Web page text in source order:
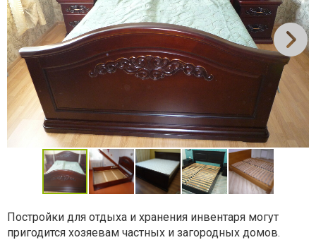
Постройки для отдыха и хранения инвентаря могут
пригодится хозяевам частных и загородных домов.